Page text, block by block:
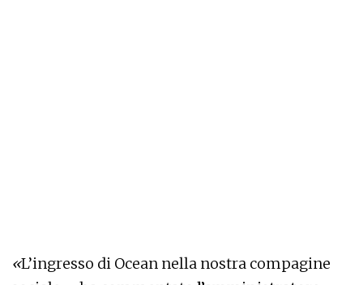
«L’ingresso di Ocean nella nostra compagine